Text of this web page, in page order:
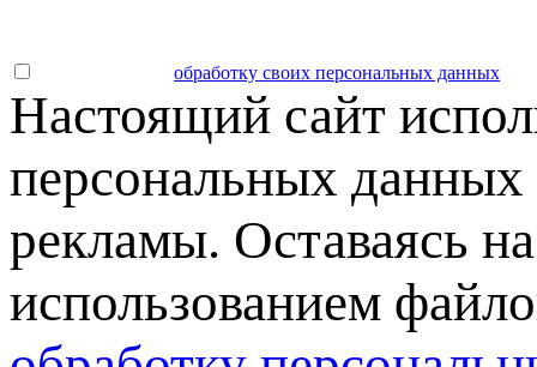
обработку своих персональных данных
Настоящий сайт
персональных данных
рекламы. Оставаясь
использованием